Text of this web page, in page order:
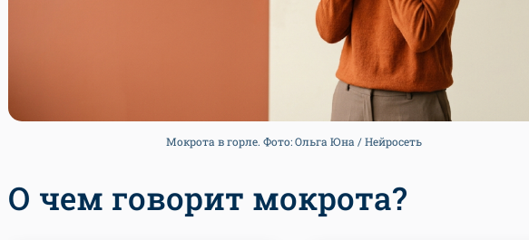
Мокрота в горле. Фото: Ольга Юна / Нейросеть
О чем говорит мокрота?